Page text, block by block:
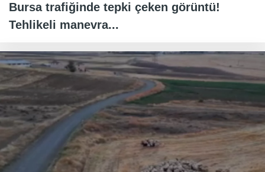
Bursa trafiğinde tepki çeken görüntü!
Tehlikeli manevra...